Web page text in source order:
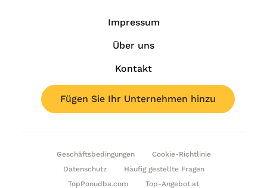
Impressum
Über uns
Kontakt
Fügen Sie Ihr Unternehmen hinzu
Geschäftsbedingungen
Cookie-Richtlinie
Datenschutz
Häufig gestellte Fragen
TopPonudba.com
Top-Angebot.at